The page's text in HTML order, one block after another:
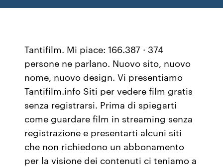
Tantifilm. Mi piace: 166.387 · 374
persone ne parlano. Nuovo sito, nuovo
nome, nuovo design. Vi presentiamo
Tantifilm.info Siti per vedere film gratis
senza registrarsi. Prima di spiegarti
come guardare film in streaming senza
registrazione e presentarti alcuni siti
che non richiedono un abbonamento
per la visione dei contenuti ci teniamo a